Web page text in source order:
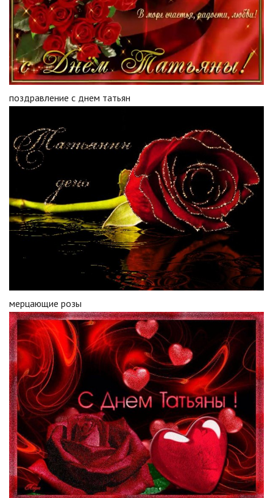
поздравление с днем татьян
мерцающие розы